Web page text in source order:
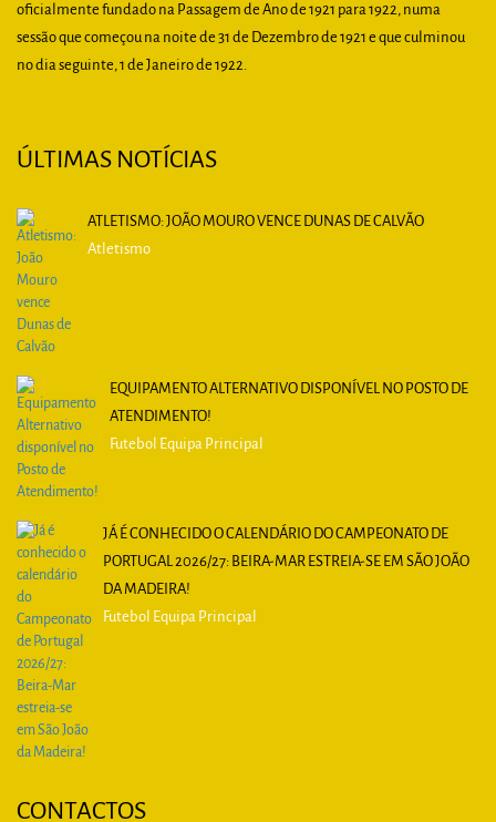
oficialmente fundado na Passagem de Ano de 1921 para 1922, numa
sessão que começou na noite de 31 de Dezembro de 1921 e que culminou
no dia seguinte, 1 de Janeiro de 1922.
ÚLTIMAS NOTÍCIAS
ATLETISMO: JOÃO MOURO VENCE DUNAS DE CALVÃO
Atletismo
EQUIPAMENTO ALTERNATIVO DISPONÍVEL NO POSTO DE
ATENDIMENTO!
Futebol Equipa Principal
JÁ É CONHECIDO O CALENDÁRIO DO CAMPEONATO DE
PORTUGAL 2026/27: BEIRA-MAR ESTREIA-SE EM SÃO JOÃO
DA MADEIRA!
Futebol Equipa Principal
CONTACTOS